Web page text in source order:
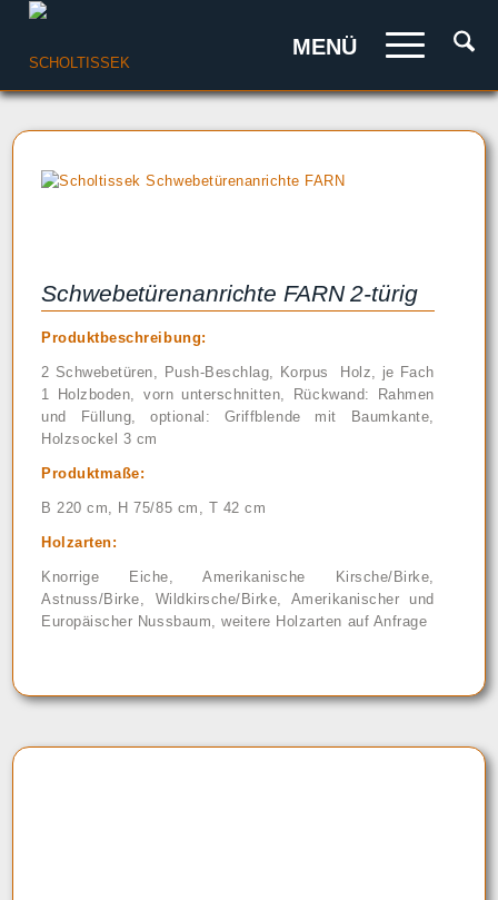
MENÜ
Schwebetürenanrichte FARN 2-türig
Produktbeschreibung:
2 Schwebetüren, Push-Beschlag, Korpus Holz, je Fach
1 Holzboden, vorn unterschnitten, Rückwand: Rahmen
und Füllung, optional: Griffblende mit Baumkante,
Holzsockel 3 cm
Produktmaße:
B 220 cm, H 75/85 cm, T 42 cm
Holzarten:
Knorrige Eiche, Amerikanische Kirsche/Birke,
Astnuss/Birke, Wildkirsche/Birke, Amerikanischer und
Europäischer Nussbaum, weitere Holzarten auf Anfrage